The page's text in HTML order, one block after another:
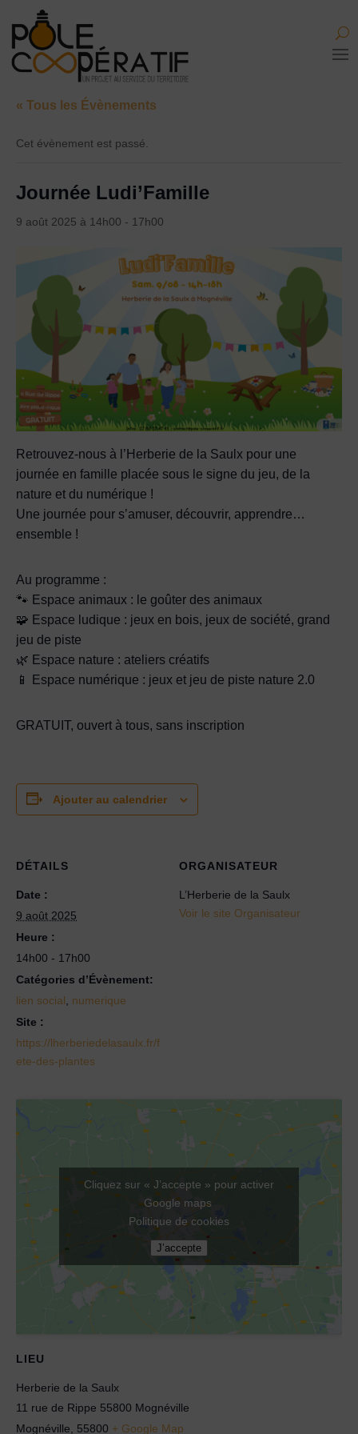
« Tous les Évènements
Cet évènement est passé.
Journée Ludi’Famille
9 août 2025 à 14h00 - 17h00
Retrouvez-nous à l’Herberie de la Saulx pour une
journée en famille placée sous le signe du jeu, de la
nature et du numérique !
Une journée pour s’amuser, découvrir, apprendre…
ensemble !
Au programme :
🐾 Espace animaux : le goûter des animaux
🧩 Espace ludique : jeux en bois, jeux de société, grand
jeu de piste
🌿 Espace nature : ateliers créatifs
📱 Espace numérique : jeux et jeu de piste nature 2.0
GRATUIT, ouvert à tous, sans inscription
Ajouter au calendrier
DÉTAILS
Date :
9 août 2025
Heure :
14h00 - 17h00
Catégories d’Évènement:
lien social
numerique
Site :
https://lherberiedelasaulx.fr/f
ete-des-plantes
ORGANISATEUR
L’Herberie de la Saulx
Voir le site Organisateur
LIEU
Herberie de la Saulx
11 rue de Rippe 55800 Mognéville
Mognéville
55800 + Google Map
Cliquez sur « J’accepte » pour activer
Google maps
Politique de cookies
J’accepte